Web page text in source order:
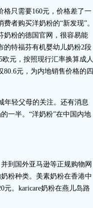
格只需要160元，价格差了一
者购买洋奶粉的“新发现”。
奶粉的德国官网，很容易能
的特福芬有机婴幼儿奶粉2段
欧元，按照现行汇率换算成人
80.6元，为内地销售价格的四
轻父母的关注。还有消息
一半。“洋奶粉”在中国内地
到国外亚马逊等正规购物网
粉种类。美素奶粉在香港中
元。karicare奶粉在燕儿岛路